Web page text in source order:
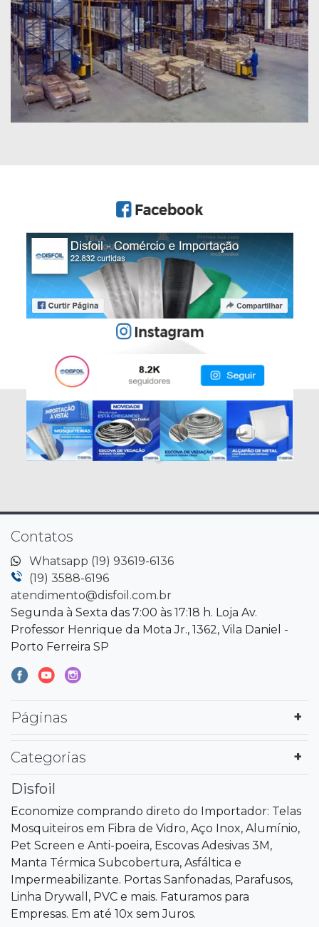
Contatos
Whatsapp (19) 93619-6136
(19) 3588-6196
atendimento@disfoil.com.br
Segunda à Sexta das 7:00 às 17:18 h. Loja Av.
Professor Henrique da Mota Jr., 1362, Vila Daniel -
Porto Ferreira SP
Páginas
Categorias
Disfoil
Economize comprando direto do Importador: Telas
Mosquiteiros em Fibra de Vidro, Aço Inox, Alumínio,
Pet Screen e Anti-poeira, Escovas Adesivas 3M,
Manta Térmica Subcobertura, Asfáltica e
Impermeabilizante. Portas Sanfonadas, Parafusos,
Linha Drywall, PVC e mais. Faturamos para
Empresas. Em até 10x sem Juros.